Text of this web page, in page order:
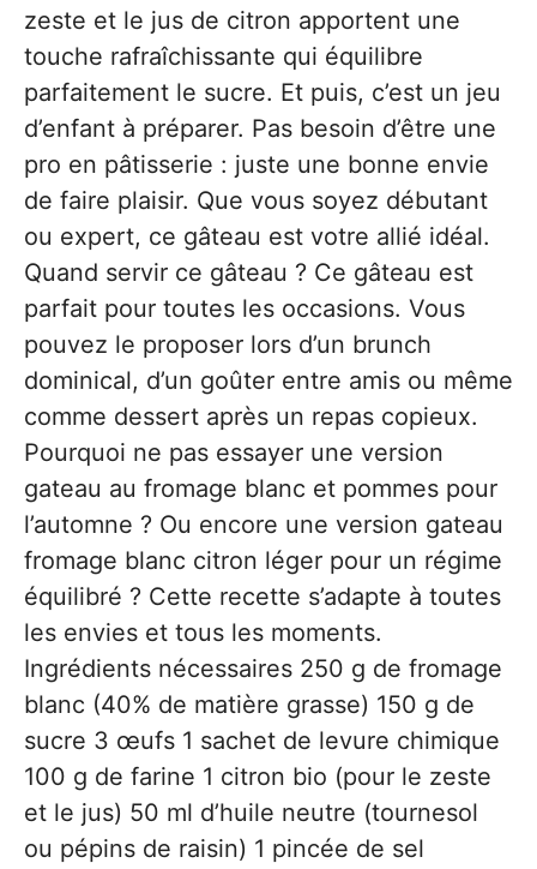
zeste et le jus de citron apportent une
touche rafraîchissante qui équilibre
parfaitement le sucre. Et puis, c’est un jeu
d’enfant à préparer. Pas besoin d’être une
pro en pâtisserie : juste une bonne envie
de faire plaisir. Que vous soyez débutant
ou expert, ce gâteau est votre allié idéal.
Quand servir ce gâteau ? Ce gâteau est
parfait pour toutes les occasions. Vous
pouvez le proposer lors d’un brunch
dominical, d’un goûter entre amis ou même
comme dessert après un repas copieux.
Pourquoi ne pas essayer une version
gateau au fromage blanc et pommes pour
l’automne ? Ou encore une version gateau
fromage blanc citron léger pour un régime
équilibré ? Cette recette s’adapte à toutes
les envies et tous les moments.
Ingrédients nécessaires 250 g de fromage
blanc (40% de matière grasse) 150 g de
sucre 3 œufs 1 sachet de levure chimique
100 g de farine 1 citron bio (pour le zeste
et le jus) 50 ml d’huile neutre (tournesol
ou pépins de raisin) 1 pincée de sel